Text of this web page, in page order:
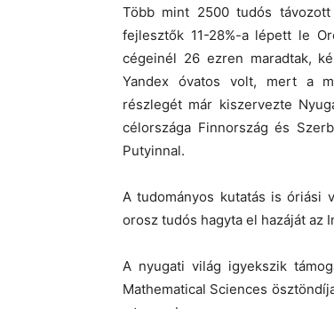
Több mint 2500 tudós
fejlesztők 11-28%-a lépett le
cégeinél 26 ezren maradtak,
Yandex óvatos volt, mert a
részlegét már kiszervezte
célországa Finnország és
Putyinnal.
A tudományos kutatás is óriási
orosz tudós hagyta el hazáját az
A nyugati világ igyekszik
Mathematical Sciences